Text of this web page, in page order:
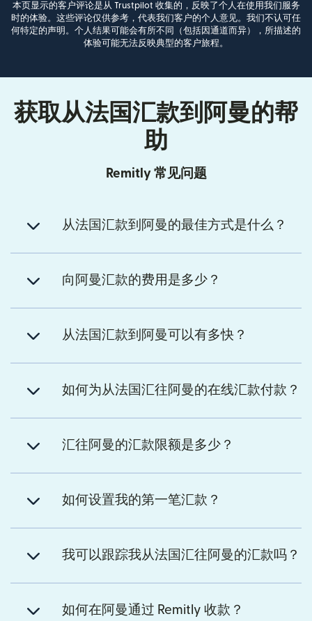
本页显示的客户评论是从 Trustpilot 收集的，反映了个人在使用我们服务
时的体验。这些评论仅供参考，代表我们客户的个人意见。我们不认可任
何特定的声明。个人结果可能会有所不同（包括因通道而异），所描述的
体验可能无法反映典型的客户旅程。
获取从法国汇款到阿曼的帮
助
Remitly 常见问题
从法国汇款到阿曼的最佳方式是什么？
向阿曼汇款的费用是多少？
从法国汇款到阿曼可以有多快？
如何为从法国汇往阿曼的在线汇款付款？
汇往阿曼的汇款限额是多少？
如何设置我的第一笔汇款？
我可以跟踪我从法国汇往阿曼的汇款吗？
如何在阿曼通过 Remitly 收款？